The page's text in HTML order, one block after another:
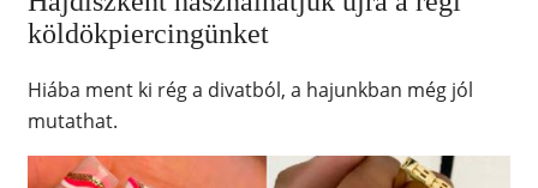
köldökpiercingünket
Hiába ment ki rég a divatból, a hajunkban még jól
mutathat.